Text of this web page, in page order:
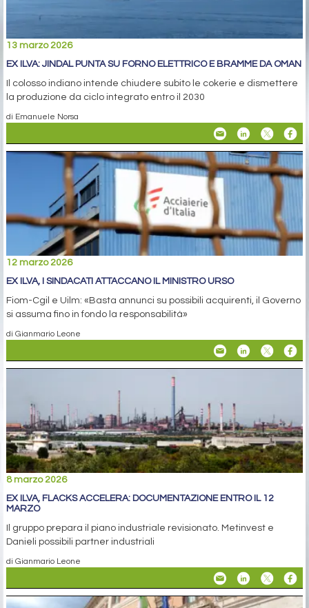
13 marzo 2026
EX ILVA: JINDAL PUNTA SU FORNO ELETTRICO E BRAMME DA OMAN
Il colosso indiano intende chiudere subito le cokerie e dismettere
la produzione da ciclo integrato entro il 2030
di Emanuele Norsa
12 marzo 2026
EX ILVA, I SINDACATI ATTACCANO IL MINISTRO URSO
Fiom-Cgil e Uilm: «Basta annunci su possibili acquirenti, il Governo
si assuma fino in fondo la responsabilità»
di Gianmario Leone
8 marzo 2026
EX ILVA, FLACKS ACCELERA: DOCUMENTAZIONE ENTRO IL 12
MARZO
Il gruppo prepara il piano industriale revisionato. Metinvest e
Danieli possibili partner industriali
di Gianmario Leone